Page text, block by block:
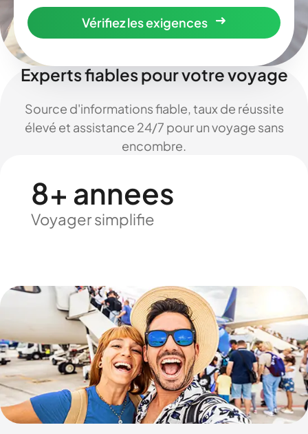
Vérifiez les exigences
Experts fiables pour votre voyage
Source d'informations fiable, taux de réussite
élevé et assistance 24/7 pour un voyage sans
encombre.
8+ annees
Voyager simplifie